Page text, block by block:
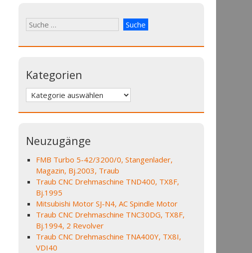
Kategorien
Kategorien
Neuzugänge
FMB Turbo 5-42/3200/0, Stangenlader,
Magazin, Bj.2003, Traub
Traub CNC Drehmaschine TND400, TX8F,
Bj.1995
Mitsubishi Motor SJ-N4, AC Spindle Motor
Traub CNC Drehmaschine TNC30DG, TX8F,
Bj.1994, 2 Revolver
Traub CNC Drehmaschine TNA400Y, TX8I,
VDI40